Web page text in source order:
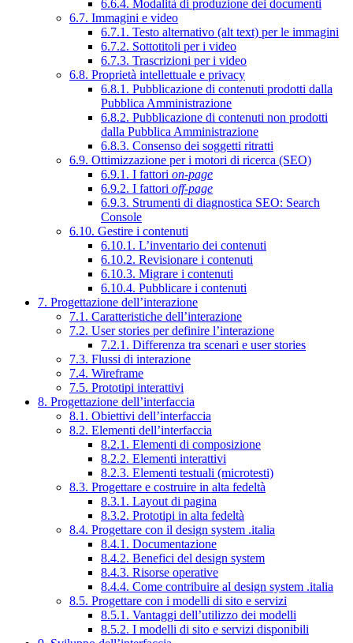
6.6.4. Modalità di produzione dei documenti
6.7. Immagini e video
6.7.1. Testo alternativo (alt text) per le immagini
6.7.2. Sottotitoli per i video
6.7.3. Trascrizioni per i video
6.8. Proprietà intellettuale e privacy
6.8.1. Pubblicazione di contenuti prodotti dalla
Pubblica Amministrazione
6.8.2. Pubblicazione di contenuti non prodotti
dalla Pubblica Amministrazione
6.8.3. Consenso dei soggetti ritratti
6.9. Ottimizzazione per i motori di ricerca (SEO)
6.9.1. I fattori on-page
6.9.2. I fattori off-page
6.9.3. Strumenti di diagnostica SEO: Search
Console
6.10. Gestire i contenuti
6.10.1. L’inventario dei contenuti
6.10.2. Revisionare i contenuti
6.10.3. Migrare i contenuti
6.10.4. Pubblicare i contenuti
7. Progettazione dell’interazione
7.1. Caratteristiche dell’interazione
7.2. User stories per definire l’interazione
7.2.1. Differenza tra scenari e user stories
7.3. Flussi di interazione
7.4. Wireframe
7.5. Prototipi interattivi
8. Progettazione dell’interfaccia
8.1. Obiettivi dell’interfaccia
8.2. Elementi dell’interfaccia
8.2.1. Elementi di composizione
8.2.2. Elementi interattivi
8.2.3. Elementi testuali (microtesti)
8.3. Progettare e costruire in alta fedeltà
8.3.1. Layout di pagina
8.3.2. Prototipi in alta fedeltà
8.4. Progettare con il design system .italia
8.4.1. Documentazione
8.4.2. Benefici del design system
8.4.3. Risorse operative
8.4.4. Come contribuire al design system .italia
8.5. Progettare con i modelli di sito e servizi
8.5.1. Vantaggi dell’utilizzo dei modelli
8.5.2. I modelli di sito e servizi disponibili